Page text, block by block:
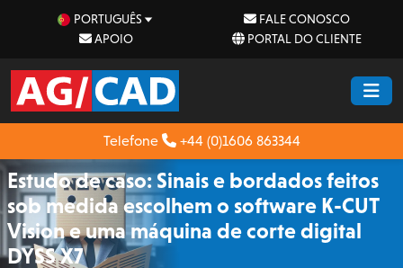
PORTUGUÊS
FALE CONOSCO
APOIO
PORTAL DO CLIENTE
Telefone +44 (0)1606 863344
Estudo de caso: Sinais e bordados feitos
sob medida escolhem o software K-CUT
Vision e uma máquina de corte digital
DYSS X7